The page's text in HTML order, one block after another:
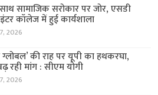
सामाजिक सरोकार पर जोर, एसडी
कॉलेज में हुई कार्यशाला
2026
की राह पर यूपी का हथकरघा,
रही मांग : सीएम योगी
2026